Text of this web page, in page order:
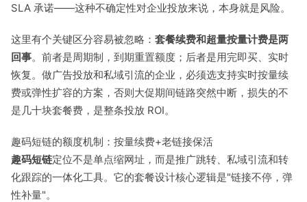
SLA 承诺——这种不确定性对企业投放来说，本身就是风险。
这里有个关键区分容易被忽略： 套餐续费和超量按量计费是两
回事。前者是周期制，到期重置额度；后者是用完即买、实时
恢复。做广告投放和私域引流的企业，必须选支持实时按量续
费或弹性扩容的方案，否则大促期间链路突然中断，损失的不
是几十块套餐费，是整条投放 ROI。
趣码短链的额度机制：按量续费+老链接保活
趣码短链定位不是单点缩网址，而是推广跳转、私域引流和转
化跟踪的一体化工具。它的套餐设计核心逻辑是"链接不停，弹
性补量"。